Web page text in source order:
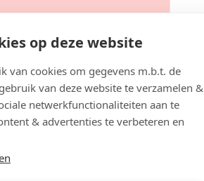
op deze website
van cookies om gegevens m.b.t. de
van deze website te verzamelen &
netwerkfunctionaliteiten aan te
& advertenties te verbeteren en
door